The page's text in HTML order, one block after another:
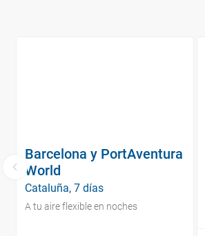
Barcelona y PortAventura
World
Cataluña, 7 días
A tu aire flexible en noches